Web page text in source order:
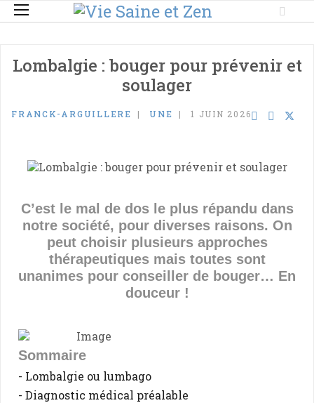
Lombalgie : bouger pour prévenir et
soulager
FRANCK-ARGUILLERE UNE 1 JUIN 2026
C’est le mal de dos le plus répandu dans
notre société, pour diverses raisons. On
peut choisir plusieurs approches
thérapeutiques mais toutes sont
unanimes pour conseiller de bouger… En
douceur !
Sommaire
- Lombalgie ou lumbago
- Diagnostic médical préalable